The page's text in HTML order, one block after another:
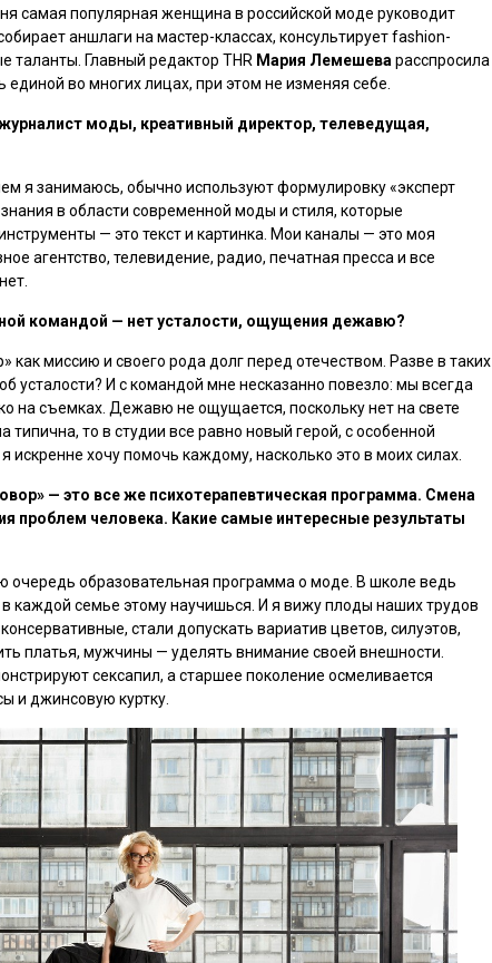
самая популярная женщина в российской моде руководит
аншлаги на мастер-классах, консультирует fashion-
Главный редактор THR Мария Лемешева расспросила
единой во многих лицах, при этом не изменяя себе.
моды, креативный директор, телеведущая,
я занимаюсь, обычно используют формулировку «эксперт
в области современной моды и стиля, которые
— это текст и картинка. Мои каналы — это моя
агентство, телевидение, радио, печатная пресса и все
командой — нет усталости, ощущения дежавю?
миссию и своего рода долг перед отечеством. Разве в таких
усталости? И с командой мне несказанно повезло: мы всегда
на съемках. Дежавю не ощущается, поскольку нет на свете
то в студии все равно новый герой, с особенной
искренне хочу помочь каждому, насколько это в моих силах.
— это все же психотерапевтическая программа. Смена
проблем человека. Какие самые интересные результаты
очередь образовательная программа о моде. В школе ведь
в каждой семье этому научишься. И я вижу плоды наших трудов
стали допускать вариатив цветов, силуэтов,
платья, мужчины — уделять внимание своей внешности.
сексапил, а старшее поколение осмеливается
и джинсовую куртку.